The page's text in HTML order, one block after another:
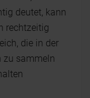
deutet, kann
rechtzeitig
die in der
zu sammeln